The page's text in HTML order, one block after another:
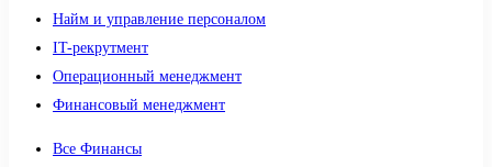
Найм и управление персоналом
IT-рекрутмент
Операционный менеджмент
Финансовый менеджмент
Все Финансы